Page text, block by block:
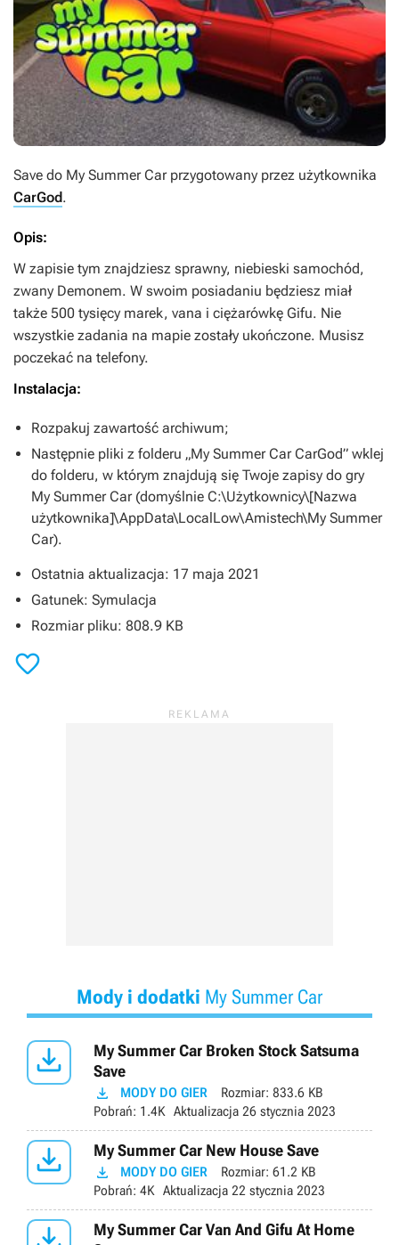
Save do My Summer Carprzygotowany przez użytkownika
CarGod.
Opis:
W zapisie tym znajdziesz sprawny, niebieski samochód,
zwany Demonem. W swoim posiadaniu będziesz miał
także 500 tysięcy marek, vana i ciężarówkę Gifu. Nie
wszystkie zadania na mapie zostały ukończone. Musisz
poczekać na telefony.
Instalacja:
Rozpakuj zawartość archiwum;
Następnie pliki z folderu „My Summer Car CarGod” wklej
do folderu, w którym znajdują się Twoje zapisy do gry
My Summer Car (domyślnie C:\Użytkownicy\[Nazwa
użytkownika]\AppData\LocalLow\Amistech\My Summer
Car).
Ostatnia aktualizacja: 17 maja 2021
Gatunek: Symulacja
Rozmiar pliku: 808.9 KB

Mody i dodatki My Summer Car

My Summer Car Broken Stock Satsuma
Save
 MODY DO GIER Rozmiar: 833.6 KB
Pobrań: 1.4K Aktualizacja 26 stycznia 2023
 My Summer Car New House Save
 MODY DO GIER Rozmiar: 61.2 KB
Pobrań: 4K Aktualizacja 22 stycznia 2023
My Summer Car Van And Gifu At Home